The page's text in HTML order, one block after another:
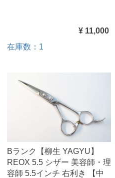
¥ 11,000
在庫数：1
Bランク【柳生 YAGYU】
REOX 5.5 シザー 美容師・理
容師 5.5インチ 右利き 【中